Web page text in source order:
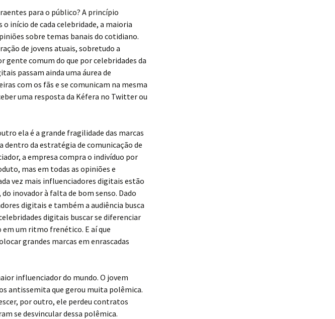
para o público? A princípio
início de cada celebridade, a maioria
sobre temas banais do cotidiano.
de jovens atuais, sobretudo a
gente comum do que por celebridades da
passam ainda uma áurea de
com os fãs e se comunicam na mesma
uma resposta da Kéfera no Twitter ou
ela é a grande fragilidade das marcas
dentro da estratégia de comunicação de
a empresa compra o indivíduo por
mas em todas as opiniões e
vez mais influenciadores digitais estão
inovador à falta de bom senso. Dado
digitais e também a audiência busca
digitais buscar se diferenciar
um ritmo frenético. E aí que
grandes marcas em enrascadas
influenciador do mundo. O jovem
antissemita que gerou muita polêmica.
por outro, ele perdeu contratos
se desvincular dessa polêmica.